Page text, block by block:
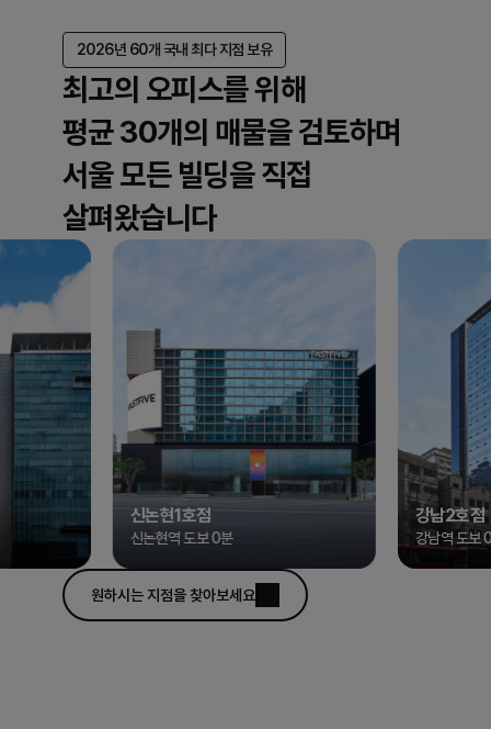
2026년 60개 국내 최다 지점 보유
최고의 오피스를 위해
평균 30개의 매물을 검토하며
서울 모든 빌딩을 직접
살펴왔습니다
원하시는 지점을 찾아보세요
신논현1호점
신논현역 도보 0분
강남2호점